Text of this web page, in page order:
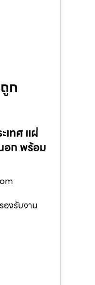
ก
เทศ แผ่
อก พร้อม
องรับงาน